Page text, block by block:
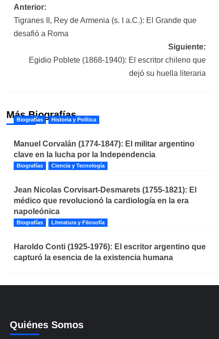
Navegación
de
Anterior:
Tigranes II, Rey de Armenia (s. I a.C.): El Grande que
desafió a Roma
Siguiente:
Egidio Poblete (1868-1940): El escritor chileno que
dejó su huella literaria
Más Biografías
Biografías Historia y Política
Manuel Corvalán (1774-1847): El militar argentino
clave en la lucha por la Independencia
Biografías Ciencia y Tecnología
Jean Nicolas Corvisart-Desmarets (1755-1821): El
médico que revolucionó la cardiología en la era
napoleónica
Biografías Literatura y Filosofía
Haroldo Conti (1925-1976): El escritor argentino que
capturó la esencia de la existencia humana
Quiénes Somos